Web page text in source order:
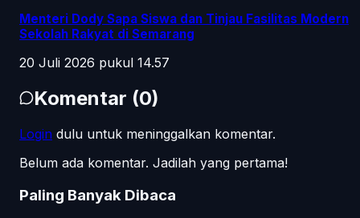
Menteri Dody Sapa Siswa dan Tinjau Fasilitas Modern
Sekolah Rakyat di Semarang
20 Juli 2026 pukul 14.57
Komentar (0)
Login dulu untuk meninggalkan komentar.
Belum ada komentar. Jadilah yang pertama!
Paling Banyak Dibaca